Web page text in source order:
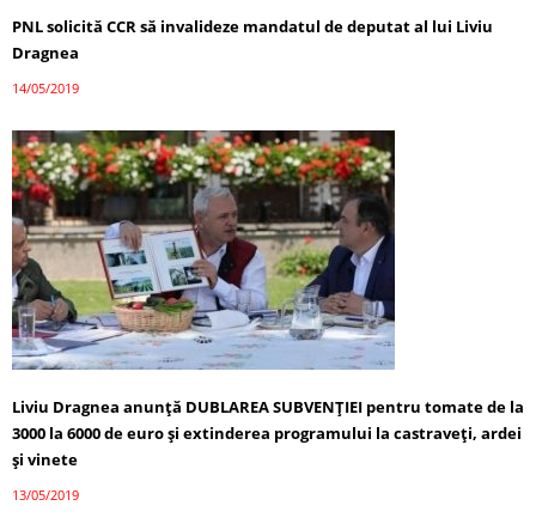
PNL solicită CCR să invalideze mandatul de deputat al lui Liviu
Dragnea
14/05/2019
Liviu Dragnea anunță DUBLAREA SUBVENȚIEI pentru tomate de la
3000 la 6000 de euro și extinderea programului la castraveți, ardei
și vinete
13/05/2019